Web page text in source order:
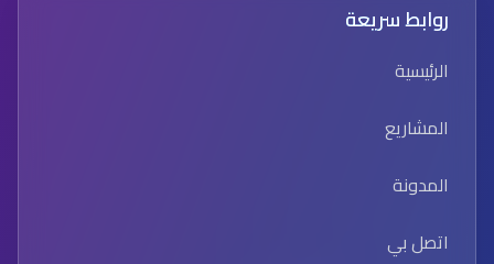
روابط سريعة
الرئيسية
المشاريع
المدونة
اتصل بي